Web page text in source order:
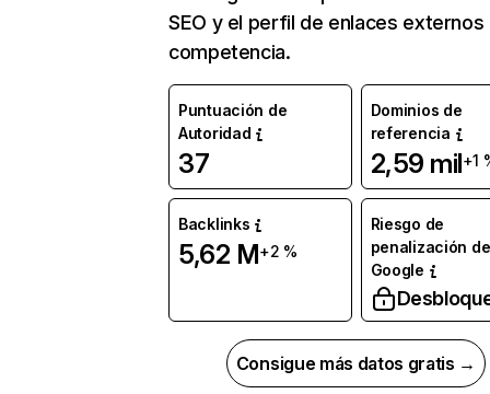
SEO y el perfil de enlaces externos
competencia.
Puntuación de
Autoridad
37
Dominios de
referencia
2,59 mil+1
Backlinks
5,62 M+2 %
Riesgo de
penalización de
Google
Consigue más datos gratis →